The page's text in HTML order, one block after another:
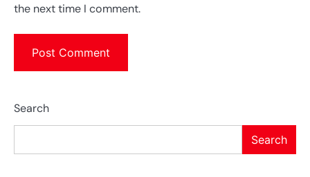
the next time I comment.
Search
Search